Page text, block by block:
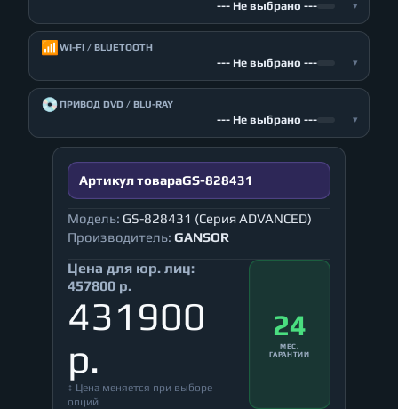
--- Не выбрано --- ▾
📶 WI-FI / BLUETOOTH
--- Не выбрано --- ▾
💿ПРИВОД DVD / BLU-RAY
--- Не выбрано --- ▾
Артикул товараGS-828431
Модель: GS-828431 (Серия ADVANCED)
Производитель: GANSOR
Цена для юр. лиц:
457800 р.
431900
р.
↕ Цена меняется при выборе
опций
24
МЕС.
ГАРАНТИИ